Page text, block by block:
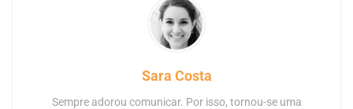
Sara Costa
Sempre adorou comunicar. Por isso, tornou-se uma